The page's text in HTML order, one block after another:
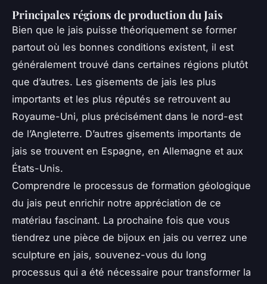
Principales régions de production du Jais
Bien que le jais puisse théoriquement se former
partout où les bonnes conditions existent, il est
généralement trouvé dans certaines régions plutôt
que d’autres. Les gisements de jais les plus
importants et les plus réputés se retrouvent au
Royaume-Uni, plus précisément dans le nord-est
de l’Angleterre. D’autres gisements importants de
jais se trouvent en Espagne, en Allemagne et aux
États-Unis.
Comprendre le processus de formation géologique
du jais peut enrichir notre appréciation de ce
matériau fascinant. La prochaine fois que vous
tiendrez une pièce de bijoux en jais ou verrez une
sculpture en jais, souvenez-vous du long
processus qui a été nécessaire pour transformer la